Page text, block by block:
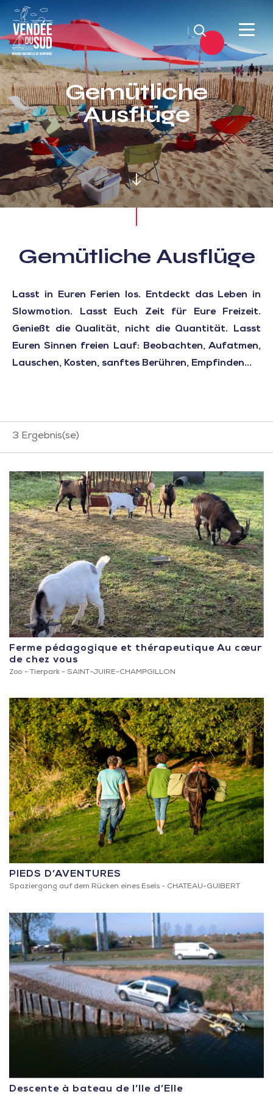
Sud
Vendée
Littoral
TourismusSüd
Vendée
Küste
Suchen
Gemütliche
Ausflüge
Gemütliche Ausflüge
Lasst in Euren Ferien los. Entdeckt das Leben in
Slowmotion. Lasst Euch Zeit für Eure Freizeit.
Genießt die Qualität, nicht die Quantität. Lasst
Euren Sinnen freien Lauf: Beobachten, Aufatmen,
Lauschen, Kosten, sanftes Berühren, Empfinden...
3 Ergebnis(se)
Ferme pédagogique et thérapeutique Au cœur
de chez vous
Zoo - Tierpark - SAINT-JUIRE-CHAMPGILLON
PIEDS D’AVENTURES
Spaziergang auf dem Rücken eines Esels - CHATEAU-GUIBERT
Descente à bateau de l’Ile d’Elle